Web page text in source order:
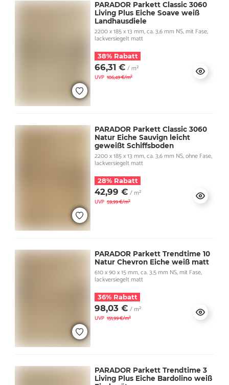
PARADOR Parkett Classic 3060
Living Plus Eiche Soave weiß
Landhausdiele
2200 x 185 x 13 mm, ca. 3,6 mm NS, mit Fase,
lackversiegelt matt
38% Rabatt
66,31 € / m²
UVP 106,49 €/m²
PARADOR Parkett Classic 3060
Natur Eiche Sauvign leicht
geweißt Schiffsboden
2200 x 185 x 13 mm, ca. 3,6 mm NS, ohne Fase,
lackversiegelt matt
28% Rabatt
42,99 € / m²
UVP 59,99 €/m²
PARADOR Parkett Trendtime 10
Natur Chevron Eiche weiß matt
610 x 90 x 15 mm, ca. 3,5 mm NS, mit Fase,
lackversiegelt matt
36% Rabatt
98,03 € / m²
UVP 151,99 €/m²
PARADOR Parkett Trendtime 3
Living Plus Eiche Bardolino weiß